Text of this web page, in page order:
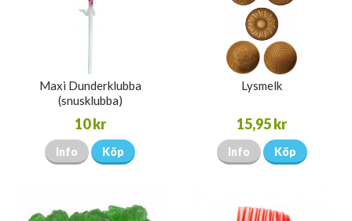
Maxi Dunderklubba
(snusklubba)
10 kr
Info Köp
Lysmelk
15,95 kr
Info Köp